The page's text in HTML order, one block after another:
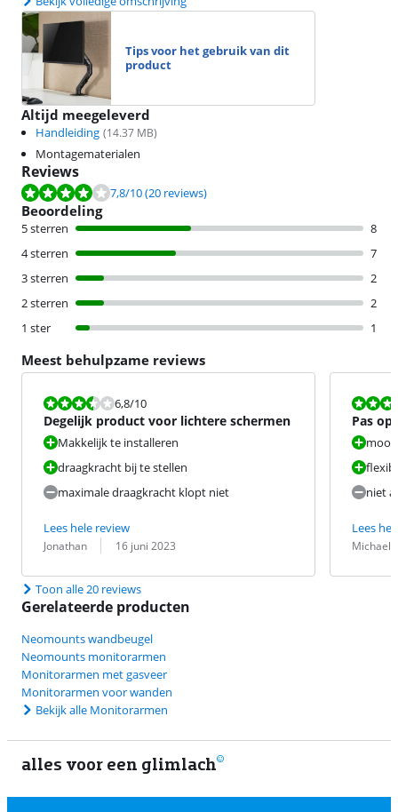
Tips voor het gebruik van dit
product
Altijd meegeleverd
Handleiding (14.37 MB)
Montagematerialen
Reviews
Beoordeling is 7,8 van de 10, gebaseerd op 20 reviews.
7,8/10(20 reviews)
Beoordeling
5 sterren
8
4 sterren
7
3 sterren
2
2 sterren
2
1 ster
1
Meest behulpzame reviews
Beoordeling is 6,8 van de 10.
6,8/10
Degelijk product voor lichtere schermen
Makkelijk te installeren
draagkracht bij te stellen
maximale draagkracht klopt niet
Lees hele review
Beoordeling door:
Jonathan
Datum: 16 juni 2023
Pas
mooi
niet
Lees
Michael
Datum:
Toon alle 20 reviews
Gerelateerde producten
Neomounts wandbeugel
Neomounts monitorarmen
Monitorarmen met gasveer
Monitorarmen voor wanden
Bekijk alle Monitorarmen
alles voor een glimlach